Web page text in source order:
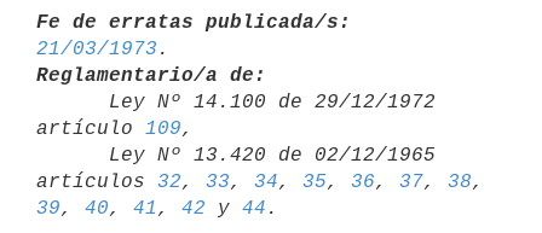
Fe de erratas publicada/s:
21/03/1973
Reglamentario/a de:
artículo 109,
artículos 32, 33, 34, 35, 36, 37, 38
39, 40, 41 , 42 y 44